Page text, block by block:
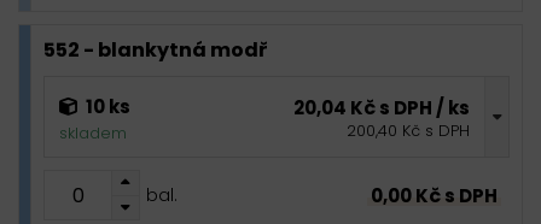
552 - blankytná modř
10 ks
skladem
20,04 Kč s DPH / ks
200,40 Kč s DPH
bal. 0,00 Kč s DPH